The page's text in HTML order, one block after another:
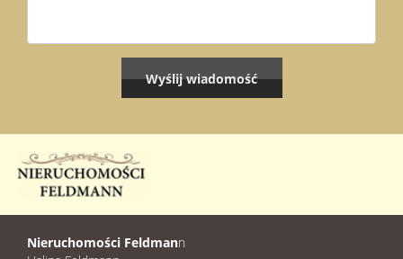
Nieruchomości Feldmann